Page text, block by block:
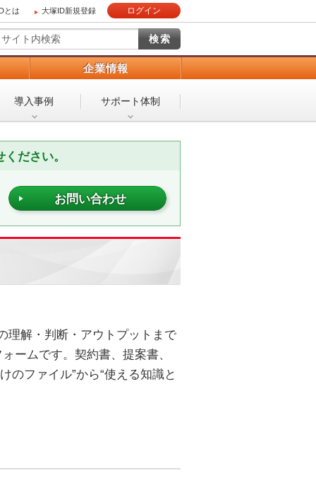
とは 大塚ID新規登録 ログイン
企業情報
導入事例 サポート体制
ださい。
お問い合わせ
理解・判断・アウトプットまで
ームです。契約書、提案書、
のファイル”から“使える知識と